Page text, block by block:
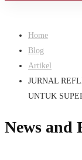
Home
Blog
Artikel
JURNAL
UNTUK
News and